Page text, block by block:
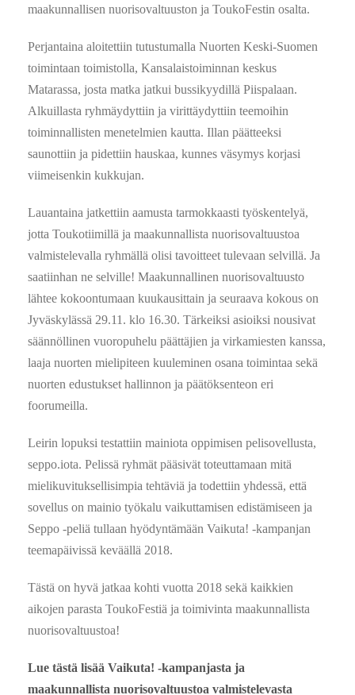
maakunnallisen nuorisovaltuuston ja ToukoFestin osalta.
Perjantaina aloitettiin tutustumalla Nuorten Keski-Suomen
toimintaan toimistolla, Kansalaistoiminnan keskus
Matarassa, josta matka jatkui bussikyydillä Piispalaan.
Alkuillasta ryhmäydyttiin ja virittäydyttiin teemoihin
toiminnallisten menetelmien kautta. Illan päätteeksi
saunottiin ja pidettiin hauskaa, kunnes väsymys korjasi
viimeisenkin kukkujan.
Lauantaina jatkettiin aamusta tarmokkaasti työskentelyä,
jotta Toukotiimillä ja maakunnallista nuorisovaltuustoa
valmistelevalla ryhmällä olisi tavoitteet tulevaan selvillä. Ja
saatiinhan ne selville! Maakunnallinen nuorisovaltuusto
lähtee kokoontumaan kuukausittain ja seuraava kokous on
Jyväskylässä 29.11. klo 16.30. Tärkeiksi asioiksi nousivat
säännöllinen vuoropuhelu päättäjien ja virkamiesten kanssa,
laaja nuorten mielipiteen kuuleminen osana toimintaa sekä
nuorten edustukset hallinnon ja päätöksenteon eri
foorumeilla.
Leirin lopuksi testattiin mainiota oppimisen pelisovellusta,
seppo.iota. Pelissä ryhmät pääsivät toteuttamaan mitä
mielikuvituksellisimpia tehtäviä ja todettiin yhdessä, että
sovellus on mainio työkalu vaikuttamisen edistämiseen ja
Seppo -peliä tullaan hyödyntämään Vaikuta! -kampanjan
teemapäivissä keväällä 2018.
Tästä on hyvä jatkaa kohti vuotta 2018 sekä kaikkien
aikojen parasta ToukoFestiä ja toimivinta maakunnallista
nuorisovaltuustoa!
Lue tästä lisää Vaikuta! -kampanjasta ja
maakunnallista nuorisovaltuustoa valmistelevasta